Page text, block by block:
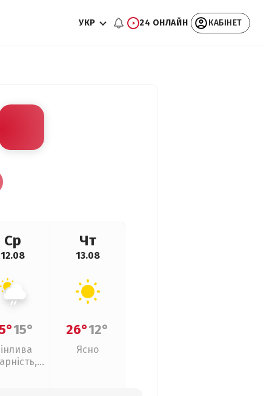
УКР 24 ОНЛАЙН КАБІНЕТ
Ср
12.08
15°
Чт
13.08
26°12°
Ясно